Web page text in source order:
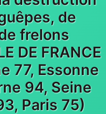
de
frelons
DE FRANCE
77, Essonne
94, Seine
Paris 75)